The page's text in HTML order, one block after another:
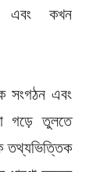
এবং কখন
সংগঠন এবং
গড়ে তুলতে
তথ্যভিত্তিক